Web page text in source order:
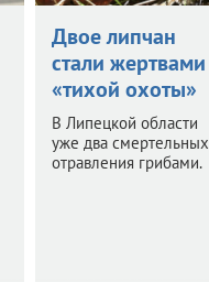
Двое липчан
стали жертвами
«тихой охоты»
В Липецкой области
уже два смертельных
отравления грибами.